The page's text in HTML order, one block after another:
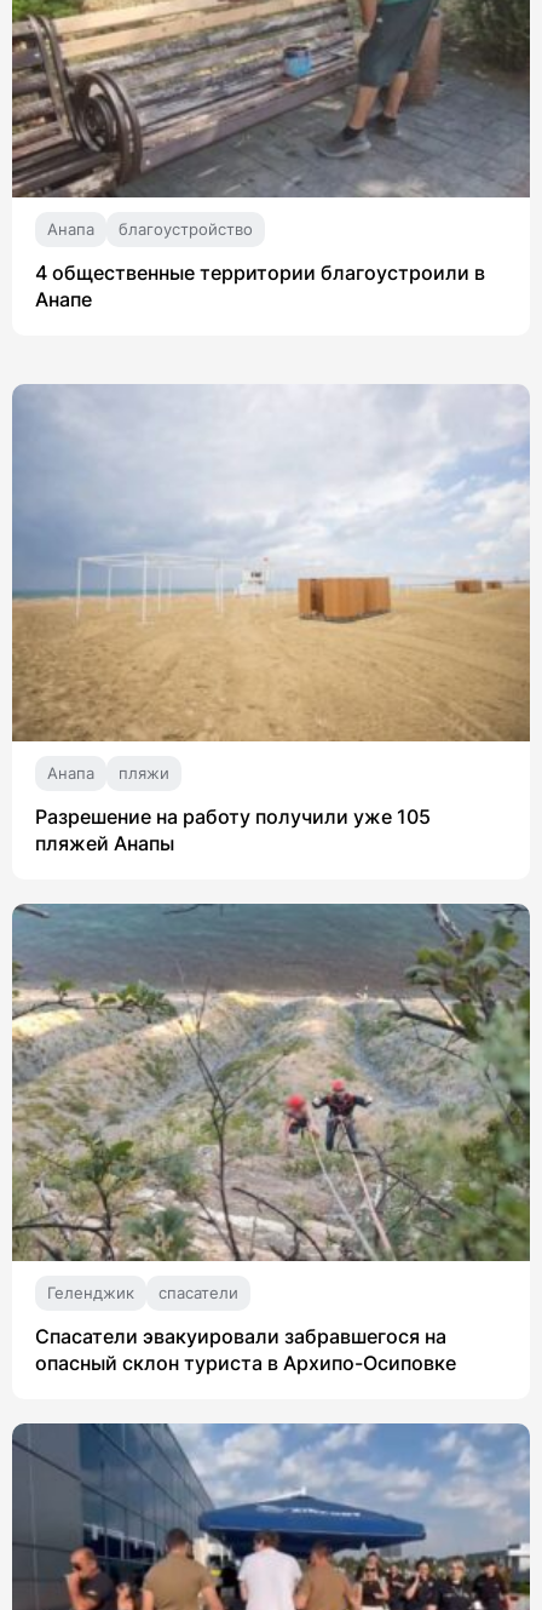
Анапа благоустройство
4 общественные территории благоустроили в
Анапе
Анапа пляжи
Разрешение на работу получили уже 105
пляжей Анапы
Геленджик спасатели
Спасатели эвакуировали забравшегося на
опасный склон туриста в Архипо-Осиповке